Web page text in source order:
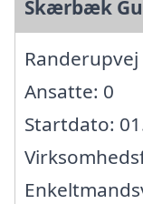
Skærbæk
Ansatte: 0
Startdato: